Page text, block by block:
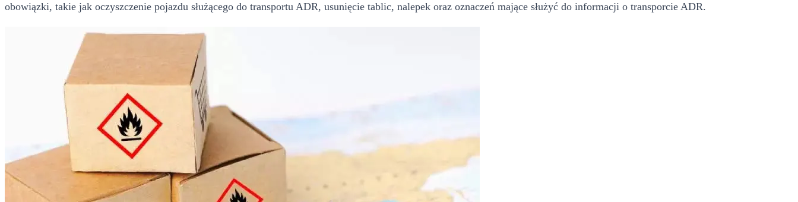
obowiązki, takie jak oczyszczenie pojazdu służącego do transportu ADR, usunięcie tablic, nalepek oraz oznaczeń mające służyć do informacji o transporcie ADR.